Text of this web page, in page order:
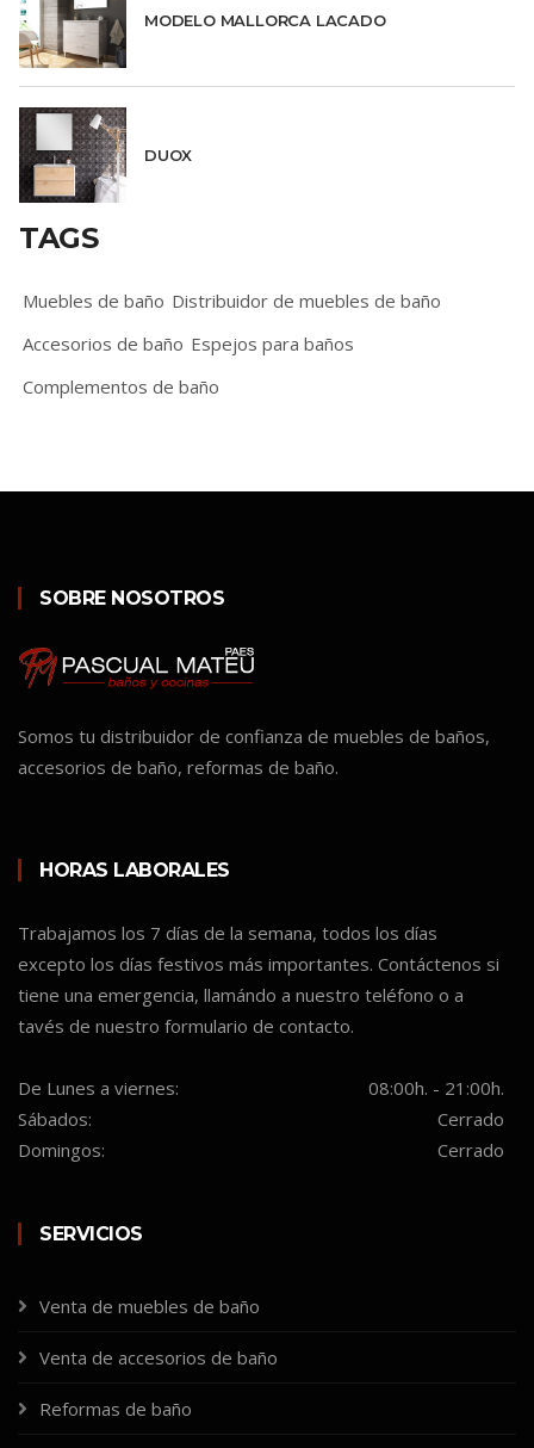
MODELO MALLORCA LACADO
DUOX
TAGS
Muebles de baño Distribuidor de muebles de baño
Accesorios de baño Espejos para baños
Complementos de baño
SOBRE NOSOTROS
Somos tu distribuidor de confianza de muebles de baños,
accesorios de baño, reformas de baño.
HORAS LABORALES
Trabajamos los 7 días de la semana, todos los días
excepto los días festivos más importantes. Contáctenos si
tiene una emergencia, llamándo a nuestro teléfono o a
tavés de nuestro formulario de contacto.
De Lunes a viernes:
08:00h. - 21:00h.
Sábados:
Cerrado
Domingos:
Cerrado
SERVICIOS
Venta de muebles de baño
Venta de accesorios de baño
Reformas de baño